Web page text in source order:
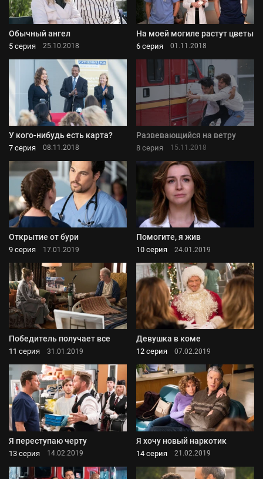
Обычный ангел
5 серия 25.10.2018
На моей могиле растут цветы
6 серия 01.11.2018
У кого-нибудь есть карта?
7 серия 08.11.2018
Развевающийся на ветру
8 серия 15.11.2018
Открытие от бури
9 серия 17.01.2019
Помогите, я жив
10 серия 24.01.2019
Победитель получает все
11 серия 31.01.2019
Девушка в коме
12 серия 07.02.2019
Я переступаю черту
13 серия 14.02.2019
Я хочу новый наркотик
14 серия 21.02.2019